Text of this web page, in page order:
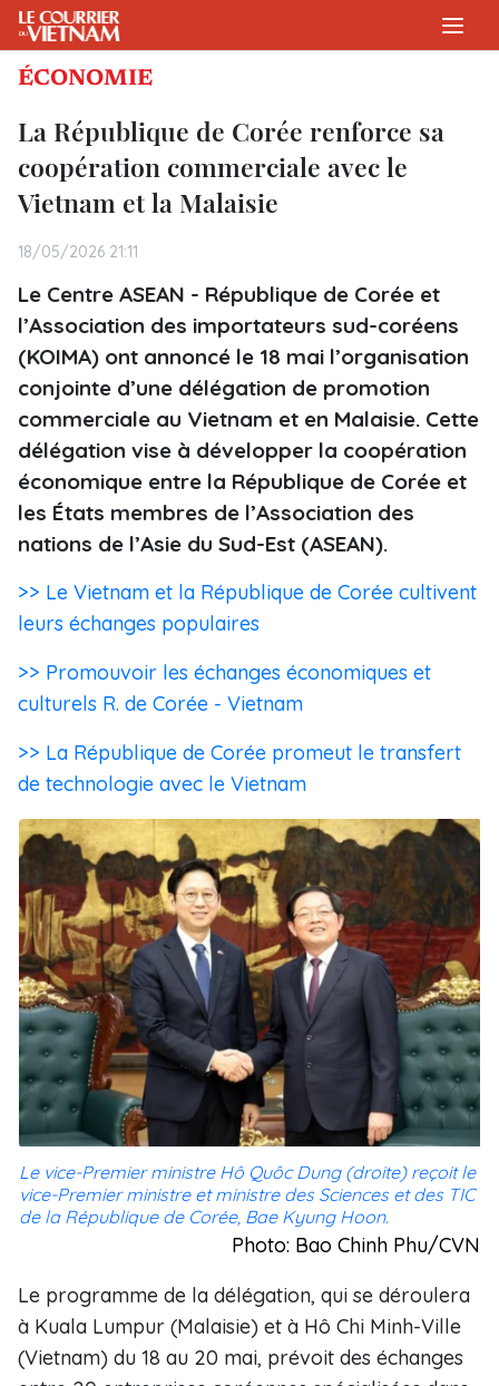
ÉCONOMIE
La République de Corée renforce sa
coopération commerciale avec le
Vietnam et la Malaisie
18/05/2026 21:11
Le Centre ASEAN - République de Corée et
l’Association des importateurs sud-coréens
(KOIMA) ont annoncé le 18 mai l’organisation
conjointe d’une délégation de promotion
commerciale au Vietnam et en Malaisie. Cette
délégation vise à développer la coopération
économique entre la République de Corée et
les États membres de l’Association des
nations de l’Asie du Sud-Est (ASEAN).
>> Le Vietnam et la République de Corée cultivent
leurs échanges populaires
>> Promouvoir les échanges économiques et
culturels R. de Corée - Vietnam
>> La République de Corée promeut le transfert
de technologie avec le Vietnam
Le vice-Premier ministre Hô Quôc Dung (droite) reçoit le
vice-Premier ministre et ministre des Sciences et des TIC
de la République de Corée, Bae Kyung Hoon.
Photo: Bao Chinh Phu/CVN
Le programme de la délégation, qui se déroulera
à Kuala Lumpur (Malaisie) et à Hô Chi Minh-Ville
(Vietnam) du 18 au 20 mai, prévoit des échanges